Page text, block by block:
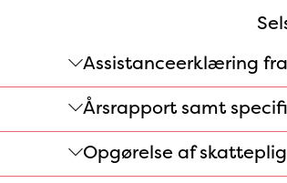
Assistanceerklæring
Årsrapport samt
Opgørelse af